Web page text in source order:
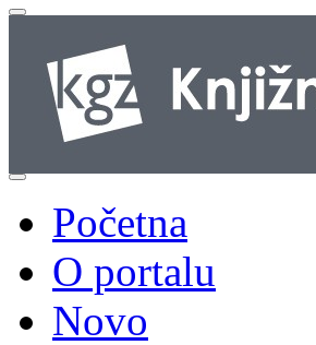
Početna
O portalu
Novo